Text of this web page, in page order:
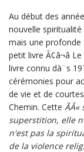
Au début des
nouvelle spiritualité
mais une profonde
petit livre Ã¢â¬â
livre connu dà¨s
cérémonies pour
de vie et de
Chemin. Cette
superstition, elle
n'est pas la
de la violence